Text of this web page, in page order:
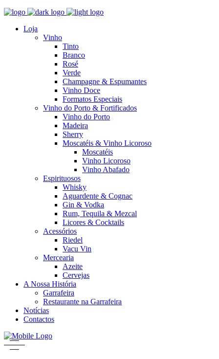
Loja
Vinho
Tinto
Branco
Rosé
Verde
Champagne & Espumantes
Vinho Doce
Formatos Especiais
Vinho do Porto & Fortificados
Vinho do Porto
Madeira
Sherry
Moscatéis & Vinho Licoroso
Moscatéis
Vinho Licoroso
Vinho Abafado
Espirituosos
Whisky
Aguardente & Cognac
Gin & Vodka
Rum, Tequila & Mezcal
Licores & Cocktails
Acessórios
Riedel
Vacu Vin
Mercearia
Azeite
Cervejas
A Nossa História
Garrafeira
Restaurante na Garrafeira
Notícias
Contactos